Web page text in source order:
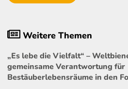
Weitere Themen
„Es lebe die Vielfalt“ –
gemeinsame Verantwortung für
Bestäuberlebensräume in den